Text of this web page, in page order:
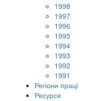
1998
1997
1996
1995
1994
1993
1992
1991
Регіони праці
Ресурси